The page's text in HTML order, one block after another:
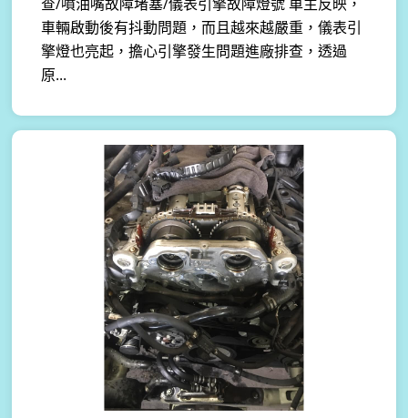
車輛啟動後有抖動問題，而且越來越嚴重，儀表引
擎燈也亮起，擔心引擎發生問題進廠排查，透過
原...